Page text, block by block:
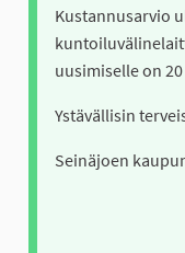
Kustannusarvio
uusimiselle on
Ystävällisin
Seinäjoen